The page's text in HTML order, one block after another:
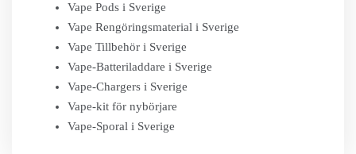
Vape Pods i Sverige
Vape Rengöringsmaterial i Sverige
Vape Tillbehör i Sverige
Vape-Batteriladdare i Sverige
Vape-Chargers i Sverige
Vape-kit för nybörjare
Vape-Sporal i Sverige